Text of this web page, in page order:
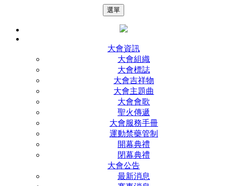
選單
大會資訊
大會組織
大會標誌
大會吉祥物
大會主題曲
大會會歌
聖火傳遞
大會服務手冊
運動禁藥管制
開幕典禮
閉幕典禮
大會公告
最新消息